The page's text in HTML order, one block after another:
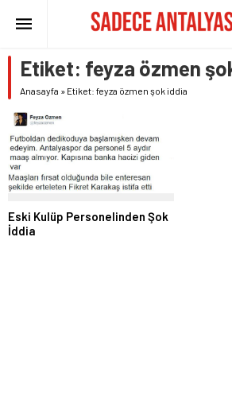
Etiket: feyza özmen
Anasayfa » Etiket: feyza özmen şok iddia
Eski Kulüp Personelinden Şok
İddia